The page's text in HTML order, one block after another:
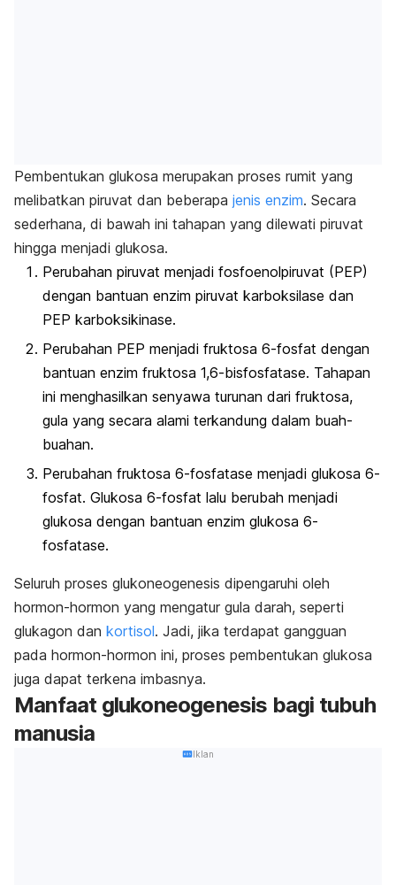
Pembentukan glukosa merupakan proses rumit yang
melibatkan piruvat dan beberapa jenis enzim. Secara
sederhana, di bawah ini tahapan yang dilewati piruvat
hingga menjadi glukosa.
Perubahan piruvat menjadi fosfoenolpiruvat (PEP)
dengan bantuan enzim piruvat karboksilase dan
PEP karboksikinase.
Perubahan PEP menjadi fruktosa 6-fosfat dengan
bantuan enzim fruktosa 1,6-bisfosfatase. Tahapan
ini menghasilkan senyawa turunan dari fruktosa,
gula yang secara alami terkandung dalam buah-
buahan.
Perubahan fruktosa 6-fosfatase menjadi glukosa 6-
fosfat. Glukosa 6-fosfat lalu berubah menjadi
glukosa dengan bantuan enzim glukosa 6-
fosfatase.
Seluruh proses glukoneogenesis dipengaruhi oleh
hormon-hormon yang mengatur gula darah, seperti
glukagon dan kortisol. Jadi, jika terdapat gangguan
pada hormon-hormon ini, proses pembentukan glukosa
juga dapat terkena imbasnya.
Manfaat glukoneogenesis bagi tubuh
manusia
Iklan